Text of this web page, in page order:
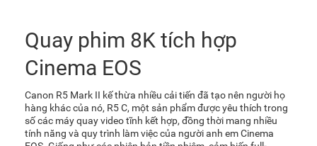
Quay phim 8K tích hợp
Cinema EOS
Canon R5 Mark II kế thừa nhiều cải tiến đã tạo nên người họ
hàng khác của nó, R5 C, một sản phẩm được yêu thích trong
số các máy quay video tĩnh kết hợp, đồng thời mang nhiều
tính năng và quy trình làm việc của người anh em Cinema